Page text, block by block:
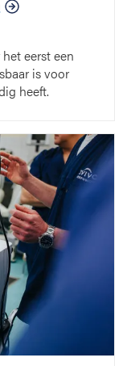
eerst een
is voor
heeft.